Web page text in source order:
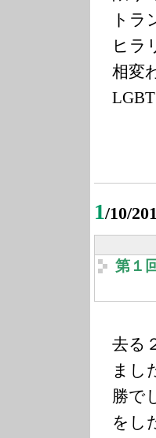
トラ
ヒラ
相変
1/10/
第１
去る
まし
勝で
をし